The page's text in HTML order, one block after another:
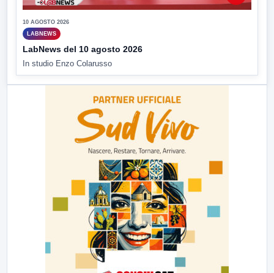
10 AGOSTO 2026
LABNEWS
LabNews del 10 agosto 2026
In studio Enzo Colarusso